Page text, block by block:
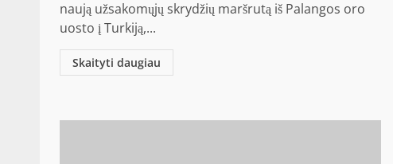
naują užsakomųjų skrydžių maršrutą iš Palangos oro
uosto į Turkiją,...
Skaityti daugiau